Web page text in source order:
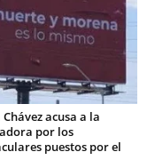
acusa a la
por los
puestos por el